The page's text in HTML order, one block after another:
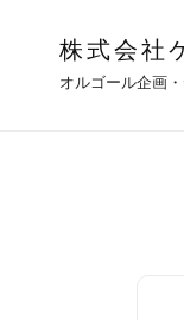
株式会社
オルゴール企画